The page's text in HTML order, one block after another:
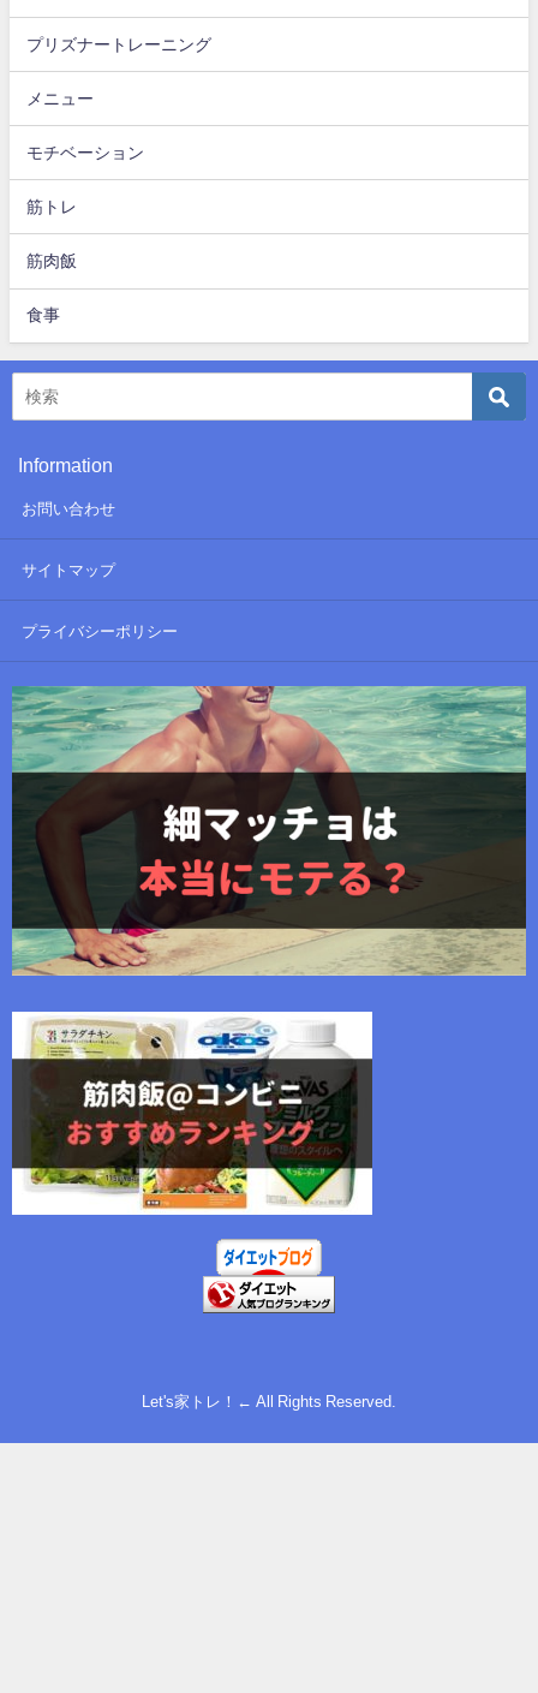
プリズナートレーニング
メニュー
モチベーション
筋トレ
筋肉飯
食事
Information
お問い合わせ
サイトマップ
プライバシーポリシー
Let's家トレ！← All Rights Reserved.